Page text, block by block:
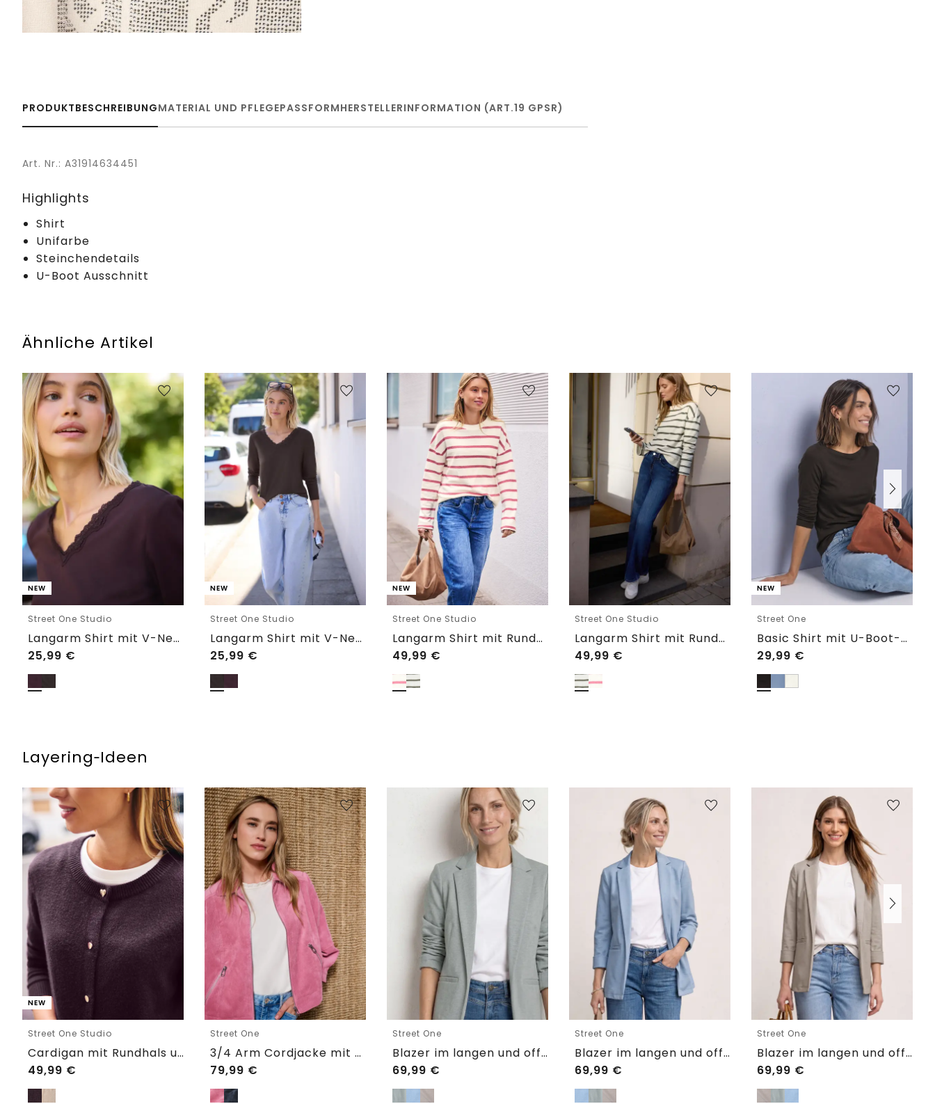
PRODUKTBESCHREIBUNGMATERIAL UND PFLEGEPASSFORMHERSTELLERINFORMATION (ART.19 GPSR)
Art. Nr.: A31914634451
Highlights
Shirt
Unifarbe
Steinchendetails
U-Boot Ausschnitt
Ähnliche Artikel
NEW
Street One Studio
Langarm Shirt mit V-Neck und Spitze
25,99 €
NEW
Street One Studio
Langarm Shirt mit V-Neck und Spitze
25,99 €
NEW
Street One Studio
Langarm Shirt mit Rundhals im Loose Fit
49,99 €
Street One Studio
Langarm Shirt mit Rundhals im Loose Fit
49,99 €
NEW
Street One
Basic Shirt mit U-Boot-Ausschnitt
29,99 €
Layering‑Ideen
NEW
Street One Studio
Cardigan mit Rundhals und Knöpfen
49,99 €
Street One
3/4 Arm Cordjacke mit Hemdkragen
79,99 €
Street One
Blazer im langen und offenen Schnitt
69,99 €
Street One
Blazer im langen und offenen Schnitt
69,99 €
Street One
Blazer im langen und offenen Schnitt
69,99 €